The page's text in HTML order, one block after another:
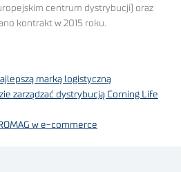
centrum dystrybucji) oraz
kontrakt w 2015 roku.
marką logistyczną
zarządzać dystrybucją Corning Life
w e-commerce